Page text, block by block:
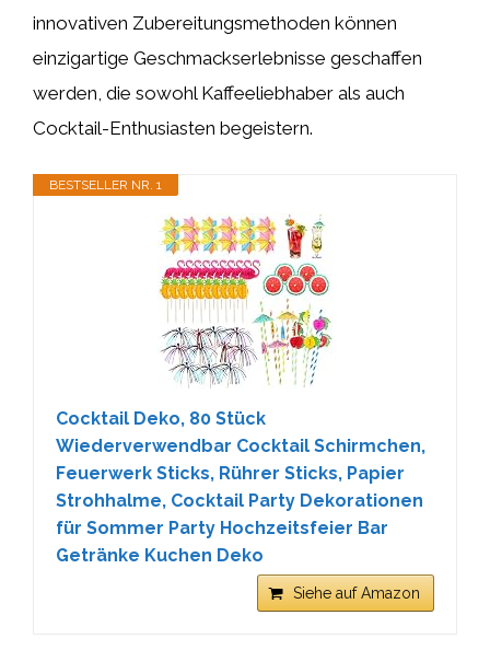
innovativen Zubereitungsmethoden können
einzigartige Geschmackserlebnisse geschaffen
werden, die sowohl Kaffeeliebhaber als auch
Cocktail-Enthusiasten begeistern.
BESTSELLER NR. 1
Cocktail Deko, 80 Stück
Wiederverwendbar Cocktail Schirmchen,
Feuerwerk Sticks, Rührer Sticks, Papier
Strohhalme, Cocktail Party Dekorationen
für Sommer Party Hochzeitsfeier Bar
Getränke Kuchen Deko
Siehe auf Amazon